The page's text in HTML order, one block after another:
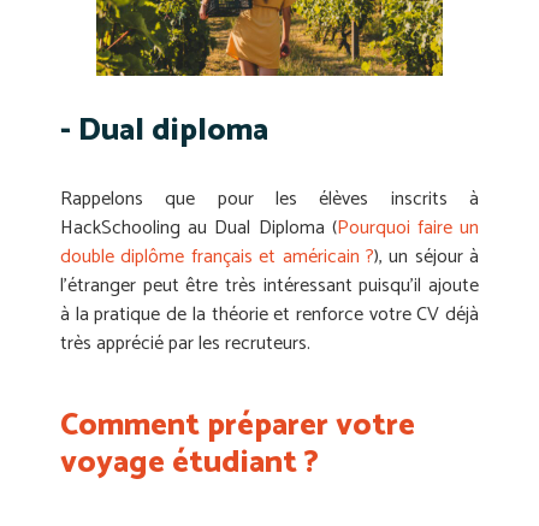
- Dual diploma
Rappelons que pour les élèves inscrits à
HackSchooling au Dual Diploma (Pourquoi faire un
double diplôme français et américain ?), un séjour à
l’étranger peut être très intéressant puisqu’il ajoute
à la pratique de la théorie et renforce votre CV déjà
très apprécié par les recruteurs.
Comment préparer votre
voyage étudiant ?